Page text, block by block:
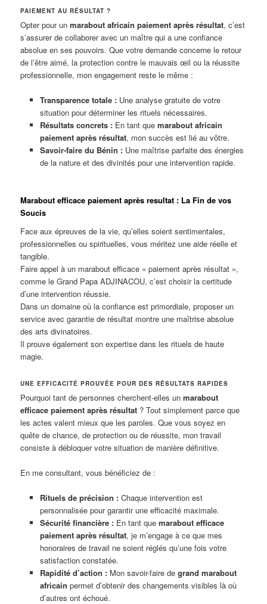
PAIEMENT AU RÉSULTAT ?
Opter pour unmarabout africain paiement après résultat, c’est
s’assurer de collaborer avec un maître qui a une confiance
absolue en ses pouvoirs. Que votre demande concerne le retour
de l’être aimé, la protection contre le mauvais œil ou la réussite
professionnelle, mon engagement reste le même :
Transparence totale :Une analyse gratuite de votre
situation pour déterminer les rituels nécessaires.
Résultats concrets :En tant que marabout africain
paiement après résultat, mon succès est lié au vôtre.
Savoir-faire du Bénin :Une maîtrise parfaite des énergies
de la nature et des divinités pour une intervention rapide.
Marabout efficace paiement après resultat : La Fin de vos
Soucis
Face aux épreuves de la vie, qu’elles soient sentimentales,
professionnelles ou spirituelles, vous méritez une aide réelle et
tangible.
Faire appel à un marabout efficace « paiement après résultat »,
comme le Grand Papa ADJINACOU, c’est choisir la certitude
d’une intervention réussie.
Dans un domaine où la confiance est primordiale, proposer un
service avec garantie de résultat montre une maîtrise absolue
des arts divinatoires.
Il prouve également son expertise dans les rituels de haute
magie.
UNE EFFICACITÉ PROUVÉE POUR DES RÉSULTATS RAPIDES
Pourquoi tant de personnes cherchent-elles unmarabout
efficace paiement après résultat ? Tout simplement parce que
les actes valent mieux que les paroles. Que vous soyez en
quête de chance, de protection ou de réussite, mon travail
consiste à débloquer votre situation de manière définitive.
En me consultant, vous bénéficiez de :
Rituels de précision :Chaque intervention est
personnalisée pour garantir une efficacité maximale.
Sécurité financière :En tant que marabout efficace
paiement après résultat, je m’engage à ce que mes
honoraires de travail ne soient réglés qu’une fois votre
satisfaction constatée.
Rapidité d’action :Mon savoir-faire de grand marabout
africain permet d’obtenir des changements visibles là où
d’autres ont échoué.